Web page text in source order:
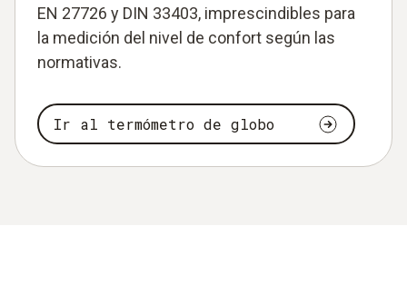
EN 27726 y DIN 33403, imprescindibles para
la medición del nivel de confort según las
normativas.
Ir al termómetro de globo